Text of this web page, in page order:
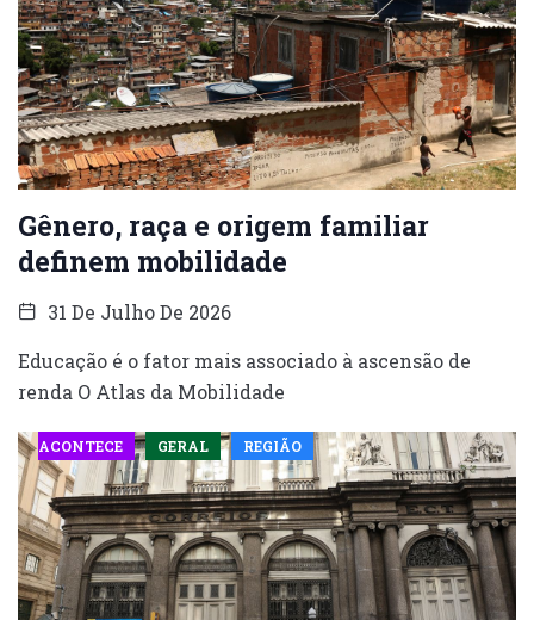
Gênero, raça e origem familiar
definem mobilidade
31 De Julho De 2026
Educação é o fator mais associado à ascensão de
renda O Atlas da Mobilidade
ACONTECE GERAL REGIÃO